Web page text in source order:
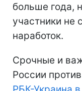
больше года,
участники не
наработок.
Срочные и
России